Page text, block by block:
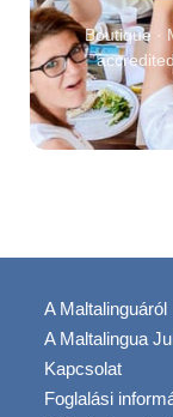
Boutique ·
A Maltalinguáról
A Maltalingua
Kapcsolat
Foglalási